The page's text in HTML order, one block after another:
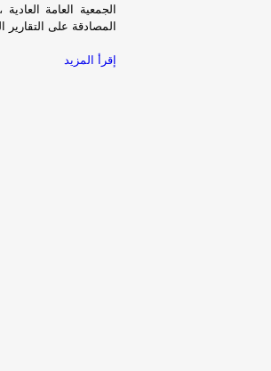
المصادقة على التقارير
إقرأ المزيد